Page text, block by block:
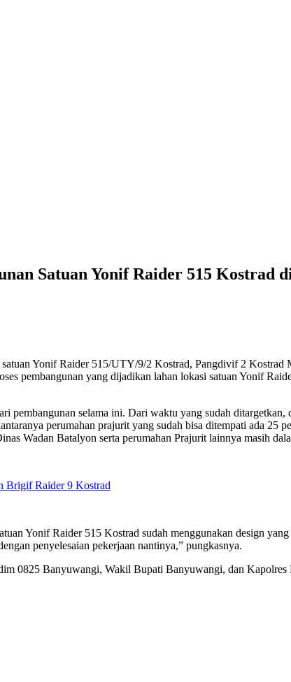
Satuan Yonif Raider 515 Kostrad
Yonif Raider 515/UTY/9/2 Kostrad, Pangdivif 2
pembangunan yang dijadikan lahan lokasi satuan Yonif
pembangunan selama ini. Dari waktu yang sudah ditargetkan,
perumahan prajurit yang sudah bisa ditempati ada 25
Wadan Batalyon serta perumahan Prajurit lainnya masih
Brigif Raider 9 Kostrad
Yonif Raider 515 Kostrad sudah menggunakan design
penyelesaian pekerjaan nantinya,” pungkasnya.
0825 Banyuwangi, Wakil Bupati Banyuwangi, dan